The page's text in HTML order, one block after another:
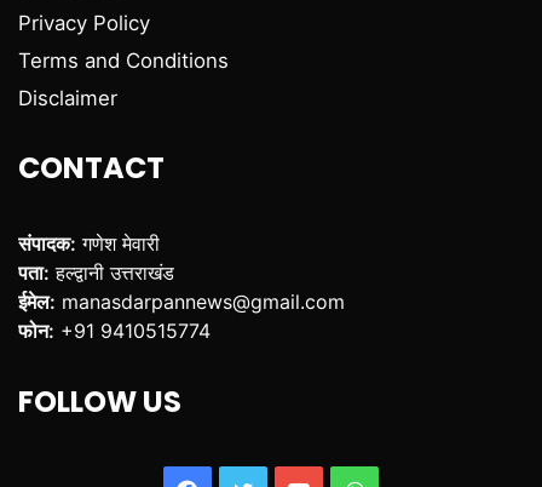
Privacy Policy
Terms and Conditions
Disclaimer
CONTACT
संपादक: गणेश मेवारी
पता: हल्द्वानी उत्तराखंड
ईमेल: manasdarpannews@gmail.com
फोन: +91 9410515774
FOLLOW US